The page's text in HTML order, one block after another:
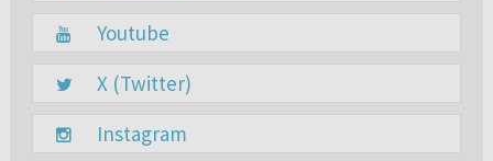
Youtube
X (Twitter)
Instagram